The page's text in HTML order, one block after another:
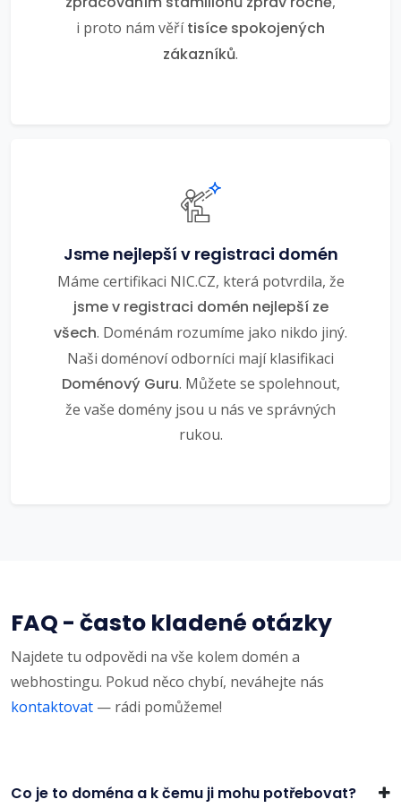
i proto nám věřítisíce spokojených
zákazníků.
Jsme nejlepší v registraci domén
Máme certifikaci NIC.CZ, která potvrdila, že
jsme v registraci domén nejlepší ze
všech. Doménám rozumíme jako nikdo jiný.
Naši doménoví odborníci mají klasifikaci
Doménový Guru. Můžete se spolehnout,
že vaše domény jsou u nás ve správných
rukou.
FAQ - často kladené otázky
Najdete tu odpovědi na vše kolem domén a
webhostingu. Pokud něco chybí, neváhejte nás
kontaktovat — rádi pomůžeme!
Co je to doména a k čemu ji mohu potřebovat?